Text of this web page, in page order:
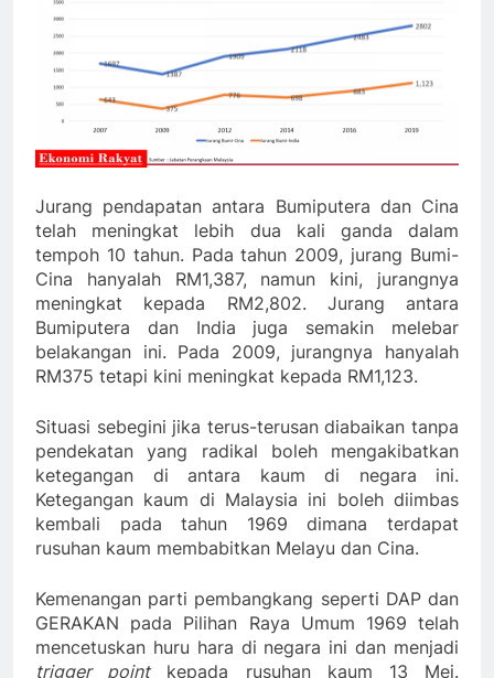
Jurang pendapatan antara Bumiputera dan Cina
telah meningkat lebih dua kali ganda dalam
tempoh 10 tahun. Pada tahun 2009, jurang Bumi-
Cina hanyalah RM1,387, namun kini, jurangnya
meningkat kepada RM2,802. Jurang antara
Bumiputera dan India juga semakin melebar
belakangan ini. Pada 2009, jurangnya hanyalah
RM375 tetapi kini meningkat kepada RM1,123.
Situasi sebegini jika terus-terusan diabaikan tanpa
pendekatan yang radikal boleh mengakibatkan
ketegangan di antara kaum di negara ini.
Ketegangan kaum di Malaysia ini boleh diimbas
kembali pada tahun 1969 dimana terdapat
rusuhan kaum membabitkan Melayu dan Cina.
Kemenangan parti pembangkang seperti DAP dan
GERAKAN pada Pilihan Raya Umum 1969 telah
mencetuskan huru hara di negara ini dan menjadi
trigger pointkepada rusuhan kaum 13 Mei.